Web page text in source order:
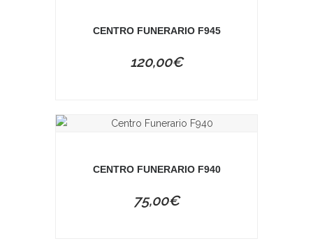
CENTRO FUNERARIO F945
120,00€
CENTRO FUNERARIO F940
75,00€